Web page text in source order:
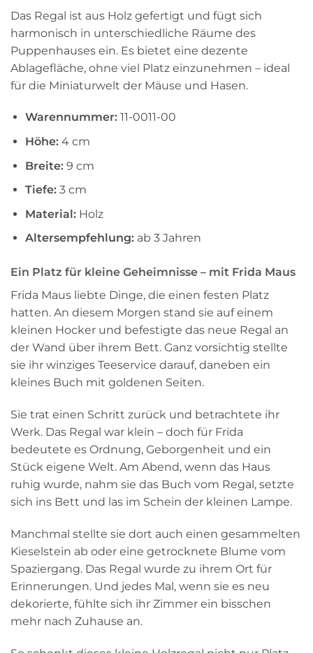
Das Regal ist aus Holz gefertigt und fügt sich
harmonisch in unterschiedliche Räume des
Puppenhauses ein. Es bietet eine dezente
Ablagefläche, ohne viel Platz einzunehmen – ideal
für die Miniaturwelt der Mäuse und Hasen.
Warennummer:11-0011-00
Höhe:4 cm
Breite:9 cm
Tiefe:3 cm
Material:Holz
Altersempfehlung:ab 3 Jahren
Ein Platz für kleine Geheimnisse – mit Frida Maus
Frida Maus liebte Dinge, die einen festen Platz
hatten. An diesem Morgen stand sie auf einem
kleinen Hocker und befestigte das neue Regal an
der Wand über ihrem Bett. Ganz vorsichtig stellte
sie ihr winziges Teeservice darauf, daneben ein
kleines Buch mit goldenen Seiten.
Sie trat einen Schritt zurück und betrachtete ihr
Werk. Das Regal war klein – doch für Frida
bedeutete es Ordnung, Geborgenheit und ein
Stück eigene Welt. Am Abend, wenn das Haus
ruhig wurde, nahm sie das Buch vom Regal, setzte
sich ins Bett und las im Schein der kleinen Lampe.
Manchmal stellte sie dort auch einen gesammelten
Kieselstein ab oder eine getrocknete Blume vom
Spaziergang. Das Regal wurde zu ihrem Ort für
Erinnerungen. Und jedes Mal, wenn sie es neu
dekorierte, fühlte sich ihr Zimmer ein bisschen
mehr nach Zuhause an.